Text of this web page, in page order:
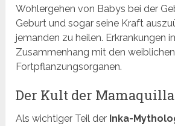
Wohlergehen von Babys bei der
Geburt und sogar seine Kraft
jemanden zu heilen. Erkrankungen
Zusammenhang mit den weiblichen
Fortpflanzungsorganen.
Der Kult der Mamaquilla
Als wichtiger Teil der Inka-